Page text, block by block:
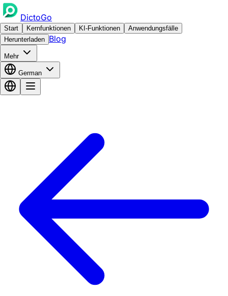
DictoGo
Start Kernfunktionen KI-Funktionen
Anwendungsfälle
Herunterladen Blog
Mehr
German